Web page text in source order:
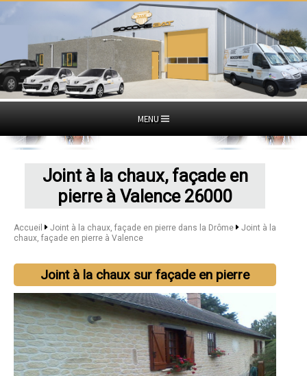
MENU
Joint à la chaux, façade en
pierre à Valence 26000
Accueil Joint à la chaux, façade en pierre dans la Drôme
Joint à la
chaux, façade en pierre à Valence
Joint à la chaux sur façade en pierre